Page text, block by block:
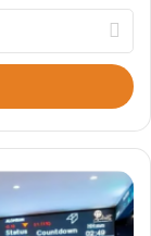
بريدك
الإلكتروني
سوق
الأسهم
السعودية